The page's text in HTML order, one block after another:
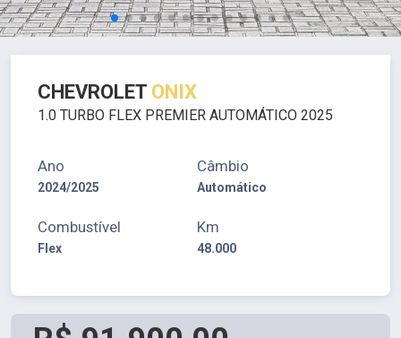
CHEVROLET ONIX
1.0 TURBO FLEX PREMIER AUTOMÁTICO 2025
Ano
2024/2025
Câmbio
Automático
Combustível
Flex
Km
48.000